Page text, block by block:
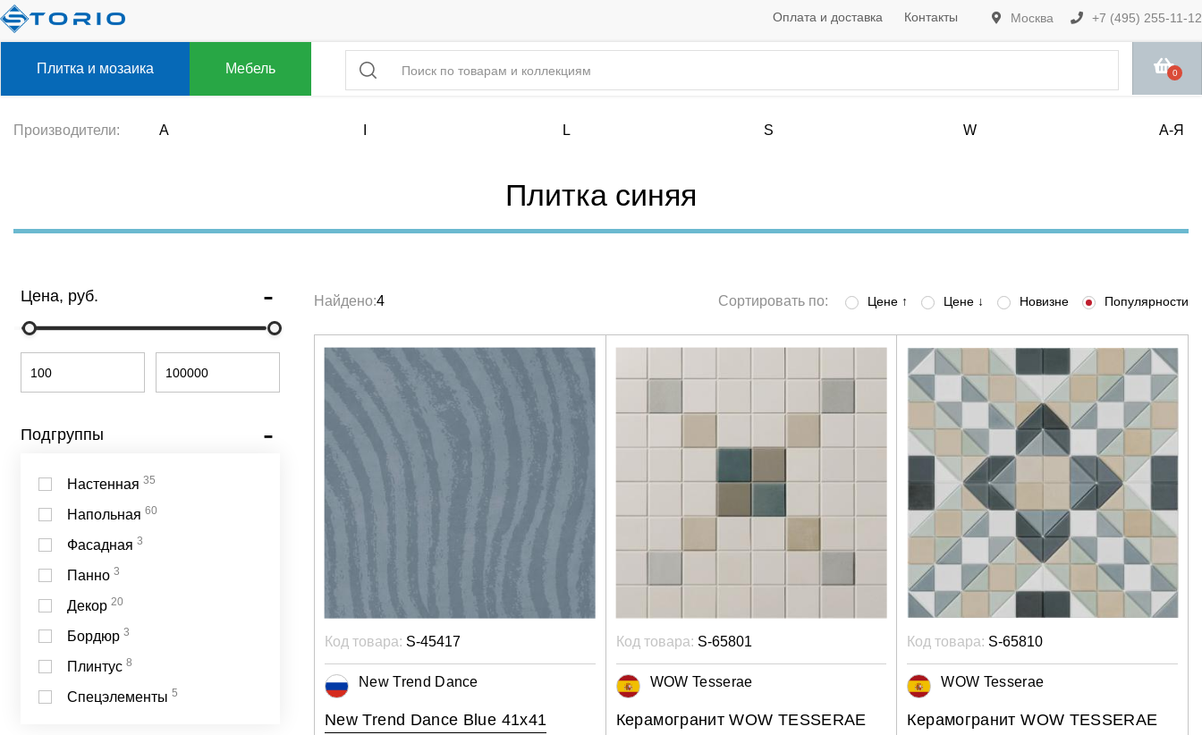
Москва +7 (495) 255-11-12
Оплата и доставка Контакты
Плитка и мозаика Мебель 0
Производители: A L S W А-Я
Плитка синяя
Цена, руб.
Подгруппы
Настенная 35
Напольная 60
Фасадная 3
Панно 3
Декор 20
Бордюр 3
Плинтус 8
Спецэлементы 5
Найдено:4 Сортировать по: Цене ↑ Цене ↓ Новизне Популярности
Код товара: S-45417
New Trend Dance
New Trend Dance Blue 41x41
Код товара: S-65801
WOW Tesserae
Керамогранит WOW TESSERAE
Код товара: S-65810
WOW Tesserae
Керамогранит WOW TESSERAE